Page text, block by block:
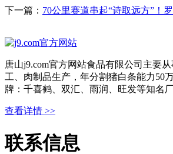
下一篇： 70公里赛道串起“诗取远方”！
唐山j9.com官方网站食品有限公司主要
工、肉制品生产，年分割猪白条能力50
牌：千喜鹤、双汇、雨润、旺发等知名
查看详情 >>
联系信息